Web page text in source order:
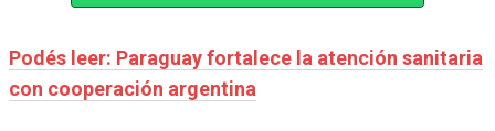
Podés leer: Paraguay fortalece la atención sanitaria
con cooperación argentina